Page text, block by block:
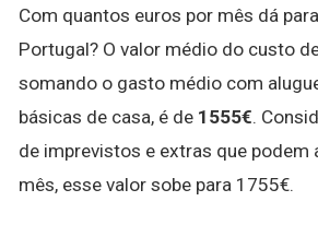
Com quantos euros por mês dá
Portugal? O valor médio do custo
somando o gasto médio com
básicas de casa, é de 1555€.
de imprevistos e extras que podem
mês, esse valor sobe para 1755€.